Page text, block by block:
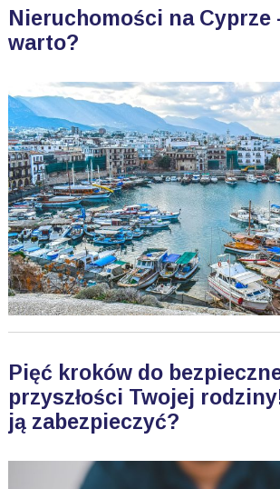
Nieruchomości na Cyprze
warto?
Pięć kroków do
przyszłości Twojej
ją zabezpieczyć?